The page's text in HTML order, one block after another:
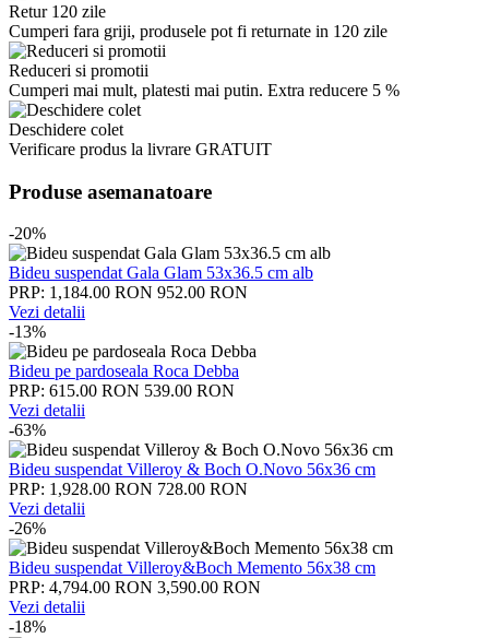
Retur 120 zile
Cumperi fara griji, produsele pot fi returnate in 120 zile
Reduceri si promotii
Cumperi mai mult, platesti mai putin. Extra reducere 5 %
Deschidere colet
Verificare produs la livrare GRATUIT
Produse asemanatoare
-20%
Bideu suspendat Gala Glam 53x36.5 cm alb
PRP: 1,184.00 RON 952.00 RON
Vezi detalii
-13%
Bideu pe pardoseala Roca Debba
PRP: 615.00 RON 539.00 RON
Vezi detalii
-63%
Bideu suspendat Villeroy & Boch O.Novo 56x36 cm
PRP: 1,928.00 RON 728.00 RON
Vezi detalii
-26%
Bideu suspendat Villeroy&Boch Memento 56x38 cm
PRP: 4,794.00 RON 3,590.00 RON
Vezi detalii
-18%